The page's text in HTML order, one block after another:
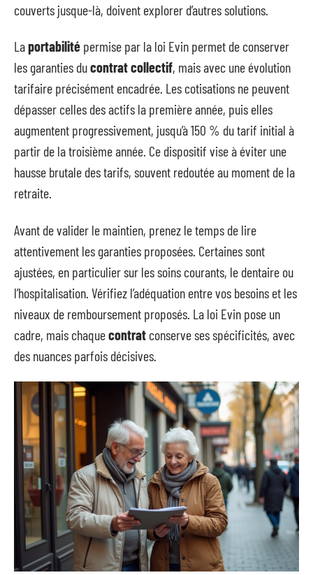
couverts jusque-là, doivent explorer d’autres solutions.
Laportabilité permise par la loi Evin permet de conserver
les garanties ducontrat collectif, mais avec une évolution
tarifaire précisément encadrée. Les cotisations ne peuvent
dépasser celles des actifs la première année, puis elles
augmentent progressivement, jusqu’à 150 % du tarif initial à
partir de la troisième année. Ce dispositif vise à éviter une
hausse brutale des tarifs, souvent redoutée au moment de la
retraite.
Avant de valider le maintien, prenez le temps de lire
attentivement les garanties proposées. Certaines sont
ajustées, en particulier sur les soins courants, le dentaire ou
l’hospitalisation. Vérifiez l’adéquation entre vos besoins et les
niveaux de remboursement proposés. La loi Evin pose un
cadre, mais chaquecontrat conserve ses spécificités, avec
des nuances parfois décisives.